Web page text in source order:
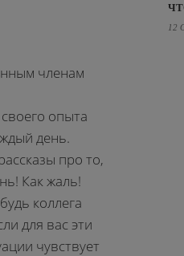
членам
опыта
день.
про то,
Как жаль!
коллега
для вас эти
чувствует
12